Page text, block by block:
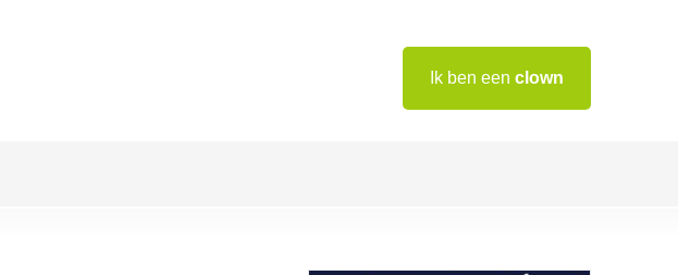
Ik ben een clown